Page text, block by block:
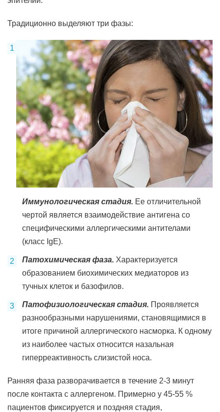
Традиционно выделяют три фазы:
Иммунологическая стадия. Ее отличительной
чертой является взаимодействие антигена со
специфическими аллергическими антителами
(класс IgE).
Патохимическая фаза. Характеризуется
образованием биохимических медиаторов из
тучных клеток и базофилов.
Патофизиологическая стадия. Проявляется
разнообразными нарушениями, становящимися в
итоге причиной аллергического насморка. К одному
из наиболее частых относится назальная
гиперреактивность слизистой носа.
Ранняя фаза разворачивается в течение 2-3 минут
после контакта с аллергеном. Примерно у 45-55 %
пациентов фиксируется и поздняя стадия,